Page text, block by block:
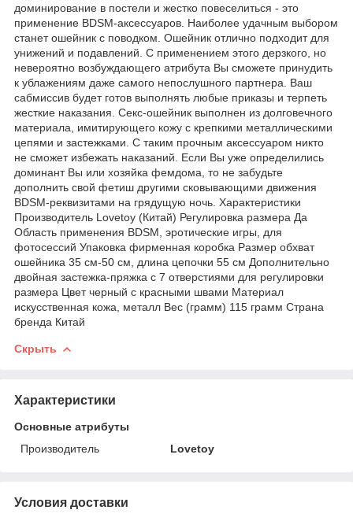
доминирование в постели и жестко повеселиться - это
применение BDSM-аксессуаров. Наиболее удачным выбором
станет ошейник с поводком. Ошейник отлично подходит для
унижений и подавлений. С применением этого дерзкого, но
невероятно возбуждающего атрибута Вы сможете принудить
к ублажениям даже самого непослушного партнера. Ваш
сабмиссив будет готов выполнять любые приказы и терпеть
жесткие наказания. Секс-ошейник выполнен из долговечного
материала, имитирующего кожу с крепкими металлическими
цепями и застежками. С таким прочным аксессуаром никто
не сможет избежать наказаний. Если Вы уже определились
доминант Вы или хозяйка фемдома, то не забудьте
дополнить свой фетиш другими сковывающими движения
BDSM-реквизитами на грядущую ночь. Характеристики
Производитель Lovetoy (Китай) Регулировка размера Да
Область применения BDSM, эротические игры, для
фотосессий Упаковка фирменная коробка Размер обхват
ошейника 35 см-50 см, длина цепочки 55 см Дополнительно
двойная застежка-пряжка с 7 отверстиями для регулировки
размера Цвет черный с красными швами Материал
искусственная кожа, металл Вес (грамм) 115 грамм Страна
бренда Китай
Скрыть
Характеристики
Основные атрибуты
Производитель
Lovetoy
Условия доставки